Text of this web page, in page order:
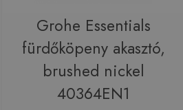
Grohe Essentials
fürdőköpeny akasztó,
brushed nickel
40364EN1